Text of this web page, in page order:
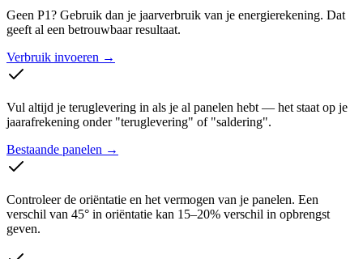
Geen P1? Gebruik dan je jaarverbruik van je energierekening. Dat
geeft al een betrouwbaar resultaat.
Verbruik invoeren →
Vul altijd je teruglevering in als je al panelen hebt — het staat op je
jaarafrekening onder "teruglevering" of "saldering".
Bestaande panelen →
Controleer de oriëntatie en het vermogen van je panelen. Een
verschil van 45° in oriëntatie kan 15–20% verschil in opbrengst
geven.